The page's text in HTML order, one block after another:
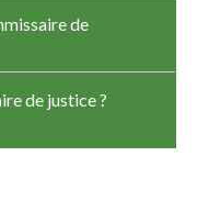
de
de justice ?